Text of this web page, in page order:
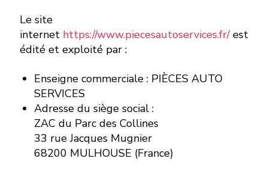
Le site
internet https://www.piecesautoservices.fr/ est
édité et exploité par :
Enseigne commerciale : PIÈCES AUTO
SERVICES
Adresse du siège social :
ZAC du Parc des Collines
33 rue Jacques Mugnier
68200 MULHOUSE (France)